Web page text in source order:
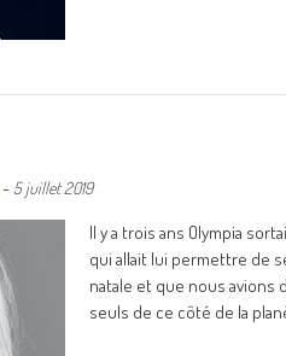
- 5 juillet 2019
Il y a trois ans Olympia
qui allait lui permettre de
natale et que nous
seuls de ce côté de la